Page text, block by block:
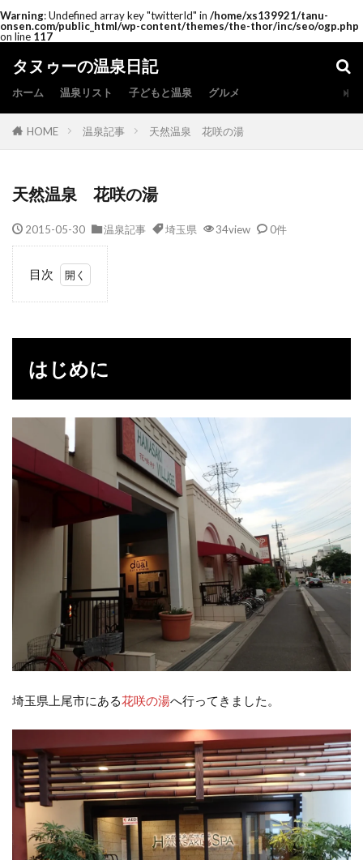
Warning: Undefined array key "twitterId" in /home/xs139921/tanu-
onsen.com/public_html/wp-content/themes/the-thor/inc/seo/ogp.php
on line 117
タヌゥーの温泉日記
ホーム 温泉リスト 子どもと温泉 グルメ
HOME 温泉記事 天然温泉 花咲の湯
天然温泉 花咲の湯
2015-05-30 温泉記事 埼玉県 34view 0件
目次
に
温
泉
3
想
はじめに
埼玉県上尾市にある花咲の湯へ行ってきました。